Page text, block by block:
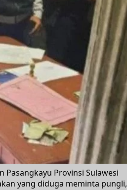
Provinsi Sulawesi
yang diduga meminta pungli,